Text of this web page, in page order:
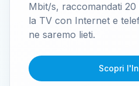
Mbit/s, raccomandati
la TV con Internet e
ne saremo lieti.
Scopri